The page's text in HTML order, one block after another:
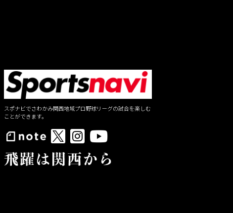
スポナビでさわかみ関西地域プロ野球リーグの試合を楽しむ
ことができます。